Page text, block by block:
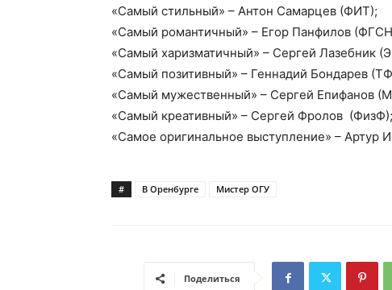
«Самый стильный» – Антон Самарцев (ФИТ);
«Самый романтичный» – Егор Панфилов
«Самый харизматичный» – Сергей Лазебник
«Самый позитивный» – Геннадий Бондарев
«Самый мужественный» – Сергей Епифанов
«Самый креативный» – Сергей Фролов (ФизФ);
«Самое оригинальное выступление» – Артур
# В Оренбурге Мистер ОГУ
Поделиться